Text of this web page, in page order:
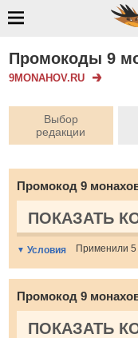
Промокоды 9
9MONAHOV.RU
Выбор
редакции
Промокод 9
ПОКАЗАТЬ
Условия Применили 5
Промокод 9
ПОКАЗАТЬ